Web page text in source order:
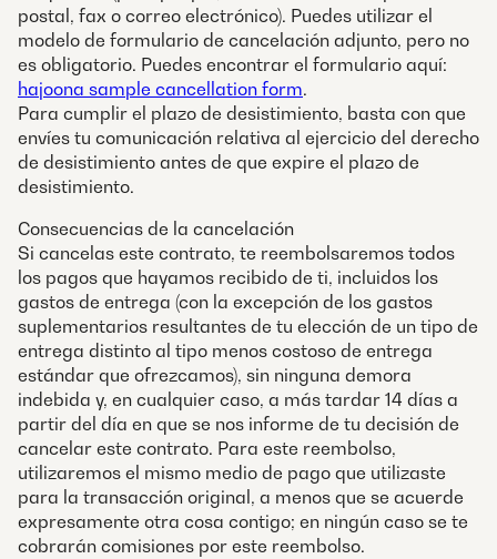
postal, fax o correo electrónico). Puedes utilizar el
modelo de formulario de cancelación adjunto, pero no
es obligatorio. Puedes encontrar el formulario aquí:
hajoona sample cancellation form.
Para cumplir el plazo de desistimiento, basta con que
envíes tu comunicación relativa al ejercicio del derecho
de desistimiento antes de que expire el plazo de
desistimiento.
Consecuencias de la cancelación
Si cancelas este contrato, te reembolsaremos todos
los pagos que hayamos recibido de ti, incluidos los
gastos de entrega (con la excepción de los gastos
suplementarios resultantes de tu elección de un tipo de
entrega distinto al tipo menos costoso de entrega
estándar que ofrezcamos), sin ninguna demora
indebida y, en cualquier caso, a más tardar 14 días a
partir del día en que se nos informe de tu decisión de
cancelar este contrato. Para este reembolso,
utilizaremos el mismo medio de pago que utilizaste
para la transacción original, a menos que se acuerde
expresamente otra cosa contigo; en ningún caso se te
cobrarán comisiones por este reembolso.